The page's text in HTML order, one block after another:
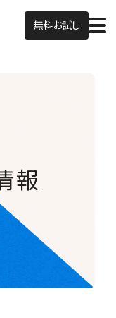
無料お試し
報